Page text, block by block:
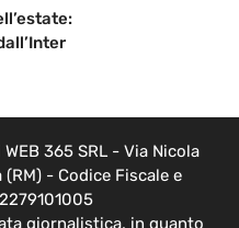
365 SRL - Via Nicola
(RM) - Codice Fiscale e
giornalistica, in quanto